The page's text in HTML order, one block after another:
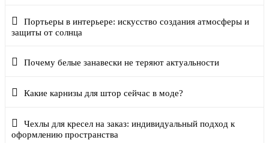
Портьеры в интерьере: искусство создания атмосферы и
защиты от солнца
Почему белые занавески не теряют актуальности
Какие карнизы для штор сейчас в моде?
Чехлы для кресел на заказ: индивидуальный подход к
оформлению пространства